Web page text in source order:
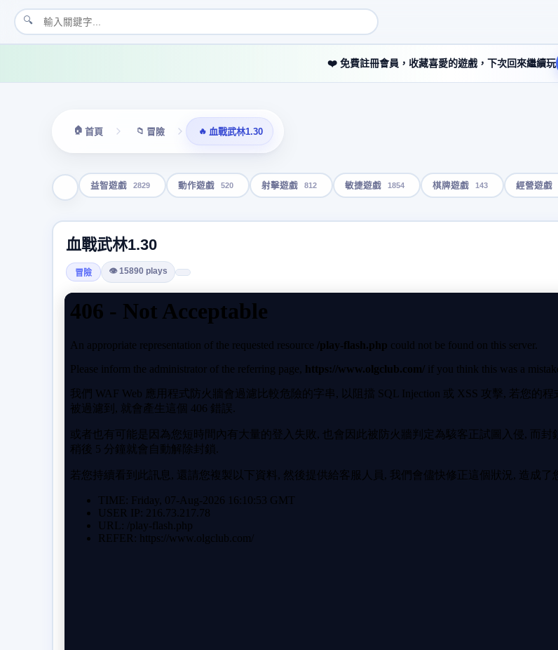
🔍
❤️ 免費註冊會員，收藏喜愛的遊戲，下次回來繼續玩
🏠 首頁 📁 冒險 🔥 血戰武林1.30
益智遊戲 2829 動作遊戲 520 射擊遊戲 812 敏捷遊戲 1854 棋牌遊戲 143 經營遊戲
血戰武林1.30
冒險 👁 15890 plays